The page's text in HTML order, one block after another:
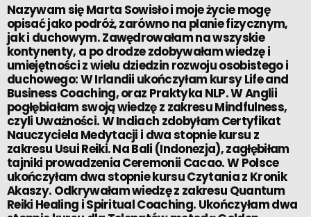
Nazywam się Marta Sowisło i moje życie mogę
opisać jako podróż, zarówno na planie fizycznym,
jak i duchowym. Zawędrowałam na wszyskie
kontynenty, a po drodze zdobywałam wiedzę i
umiejętności z wielu dziedzin rozwoju osobistego i
duchowego: W Irlandii ukończyłam kursy Life and
Business Coaching, oraz Praktyka NLP. W Anglii
pogłębiałam swoją wiedzę z zakresu Mindfulness,
czyli Uważności. W Indiach zdobyłam Certyfikat
Nauczyciela Medytacji i dwa stopnie kursu z
zakresu Usui Reiki. Na Bali (Indonezja), zagłębiłam
tajniki prowadzenia Ceremonii Cacao. W Polsce
ukończyłam dwa stopnie kursu Czytania z Kronik
Akaszy. Odkrywałam wiedzę z zakresu Quantum
Reiki Healing i Spiritual Coaching. Ukończyłam dwa